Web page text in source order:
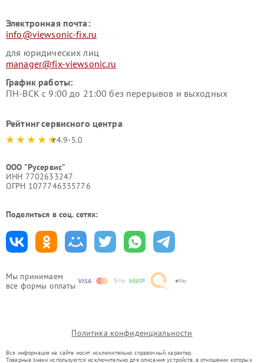
Мы принимаем
все формы оплаты
Электронная почта:
info@viewsonic-fix.ru
для юридических лиц
manager@fix-viewsonic.ru
График работы:
ПН-ВСК с 9:00 до 21:00 без перерывов и выходных
Рейтинг сервисного центра
4.9-5.0
ООО "Русервис"
ИНН 7702633247
ОГРН 1077746335776
Поделиться в соц. сетях:
Политика конфиденциальности
Вся информация на сайте носит исключительно справочный характер.
Товарные знаки используются исключительно для описания устройств, в отношении которых